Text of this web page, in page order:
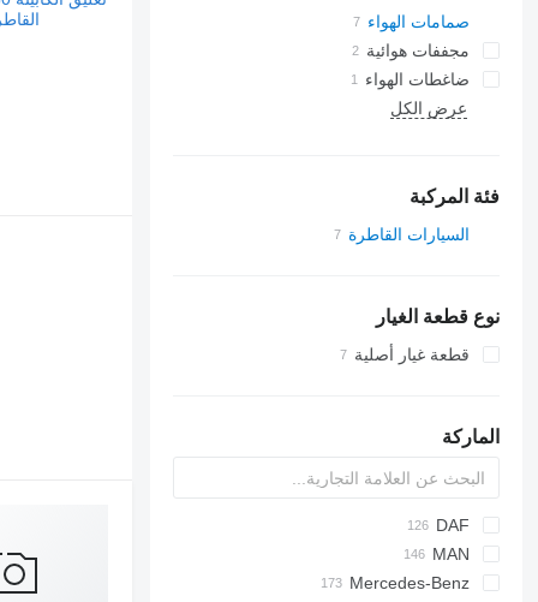
صمامات الهواء
مجففات هوائية
ضاغطات الهواء
عرض الكل
فئة المركبة
السيارات القاطرة
نوع قطعة الغيار
قطعة غيار أصلية
الماركة
DAF
CF
LF
F-MAX
EuroCargo
EuroStar
MAN
F90
Mercedes-Benz